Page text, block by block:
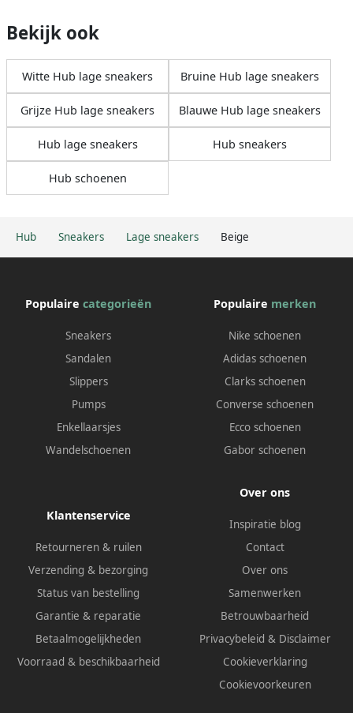
Hub Sneakers Lage sneakers Beige
Bekijk ook
Witte Hub lage sneakers Bruine Hub lage sneakers
Grijze Hub lage sneakers Blauwe Hub lage sneakers
Hub lage sneakers Hub sneakers
Hub schoenen
Populaire categorieën
Sneakers
Sandalen
Slippers
Pumps
Enkellaarsjes
Wandelschoenen
Populaire merken
Nike schoenen
Adidas schoenen
Clarks schoenen
Converse schoenen
Ecco schoenen
Gabor schoenen
Klantenservice
Retourneren & ruilen
Verzending & bezorging
Status van bestelling
Garantie & reparatie
Betaalmogelijkheden
Voorraad & beschikbaarheid
Over ons
Inspiratie blog
Contact
Over ons
Samenwerken
Betrouwbaarheid
Privacybeleid & Disclaimer
Cookieverklaring
Cookievoorkeuren